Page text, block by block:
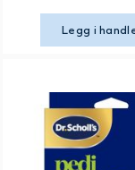
Legg i